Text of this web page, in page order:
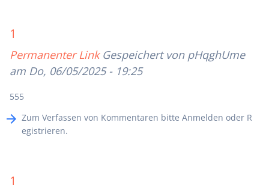
1
Permanenter Link Gespeichert von pHqghUme
am Do, 06/05/2025 - 19:25
555
Zum Verfassen von Kommentaren bitte Anmelden oder R
egistrieren.
1